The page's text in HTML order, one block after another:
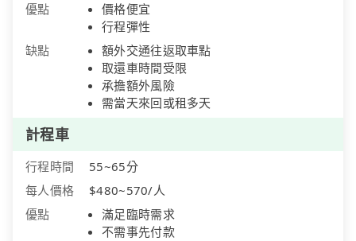
優點
價格便宜
行程彈性
缺點
額外交通往返取車點
取還車時間受限
承擔額外風險
需當天來回或租多天
計程車
行程時間
55~65分
每人價格
$480~570/人
優點
滿足臨時需求
不需事先付款